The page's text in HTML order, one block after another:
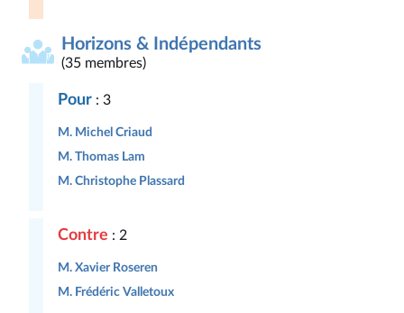
Horizons & Indépendants
(35 membres)
Pour : 3
M. Michel Criaud
M. Thomas Lam
M. Christophe Plassard
Contre : 2
M. Xavier Roseren
M. Frédéric Valletoux